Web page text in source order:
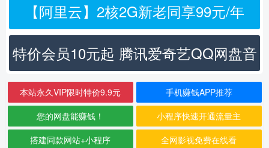
【阿里云】2核2G新老同享99元/年
特价会员10元起 腾讯爱奇艺QQ网盘音
乐
本站永久VIP限时特价9.9元 手机赚钱APP推荐
您的网盘能赚钱！ 小程序快速开通流量主
搭建同款网站+小程序 全网影视免费在线看